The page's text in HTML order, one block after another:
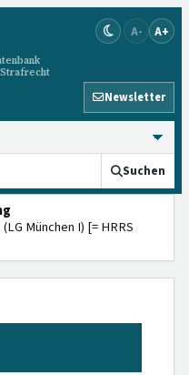
A- A+
Newsletter
Suchen
München I) [= HRRS